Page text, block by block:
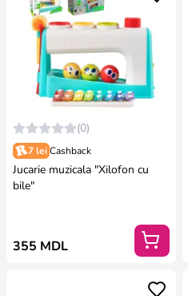
(0)
7 lei Cashback
Jucarie muzicala "Xilofon cu
bile"
355 MDL